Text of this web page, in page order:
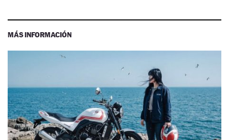
MÁS INFORMACIÓN